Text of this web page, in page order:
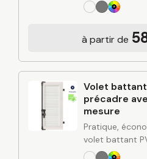
performance
l’expertise
à partir de
Volet
précadre
mesure
Pratique,
volet battant
combine